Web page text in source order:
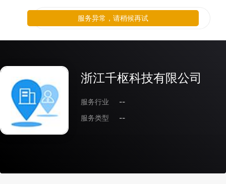
浙江千枢科技有限公司
服务行业
--
服务类型
--
服务异常，请稍候再试